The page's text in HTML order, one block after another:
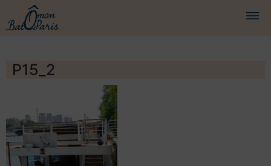
CROISIÈRES
SERVICES
PRESTATIONS
ÉQUIPAGE
P15_2